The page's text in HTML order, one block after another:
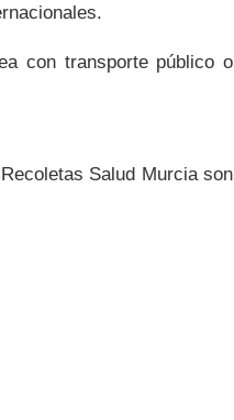
con transporte público o
Salud Murcia son